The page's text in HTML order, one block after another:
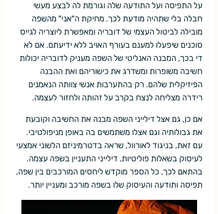
על התפיסה ועל התודעה שלה וגורמת לה לבצע מעשי
חבלה בלי שתהיה מודעת לכך. מחיקת ה"אני" מהשפה
מובילה לביטול העצמי של דובריה ומאפשרת ליוצריה לגייס
סוכנים שיפעלו למענם בעורף האויב ללא ידיעתם. אם לא
די בכך, המבנה האנליטי של השפה מעניק לדובריה יכולות
חשיבה משופרות ומשדרג את כישוריהם ואת ההבנה
הפיזיקלית שלהם. רק בהתערבות אנשי צוותה הנאמנים
רידרה מצליחה לנצח בקרב על זהותה ולחזור לעצמה.
אם כן, גם אצל דילייני השפה מבנה את החשיבה וקובעת
את גבולותיה וגם אצלו משתמשים בה באופן מניפולטיבי.
עם זאת, בניגוד לאורוול, שראה בדטרמיניזם הלשוני אמצעי
לעיסוק בשאלות פוליטיות, דילייני התעניין בשפה עצמה.
בהתאם לכך, כל הספר מוקדש ליחסים המורכבים בין שפה,
תפיסה ותודעה והעיסוק שלו בשפה מורכב ומעניין יותר.